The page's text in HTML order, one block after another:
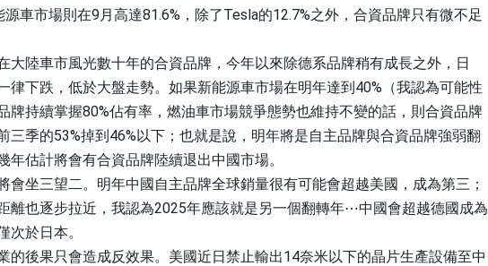
源車市場則在9 月高達81.6% ，除了Tesla的12.7%之外，合資品牌只有微不足
大陸車市風光數十年的合資品牌，今年以來除德系品牌稍有成長之外，日
律下跌，低於大盤走勢。如果新能源車市場在明年達到40% （我認為可能性
牌持續掌握80%佔有率，燃油車市場競爭態勢也維持不變的話，則合資品牌
三季的53%掉到46%以下；也就是說，明年將是自主品牌與合資品牌強弱翻
年估計將會有合資品牌陸續退出中國市場。
會坐三望二。明年中國自主品牌全球銷量很有可能會超越美國，成為第三；
離也逐步拉近，我認為2025年應該就是另一個翻轉年⋯中國會超越德國成為
次於日本。
的後果只會造成反效果。美國近日禁止輸出14奈米以下的晶片生產設備至中